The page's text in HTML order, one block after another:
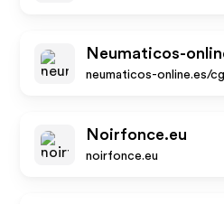
Neumaticos-
neumaticos-online.es/
Noirfonce.eu
noirfonce.eu